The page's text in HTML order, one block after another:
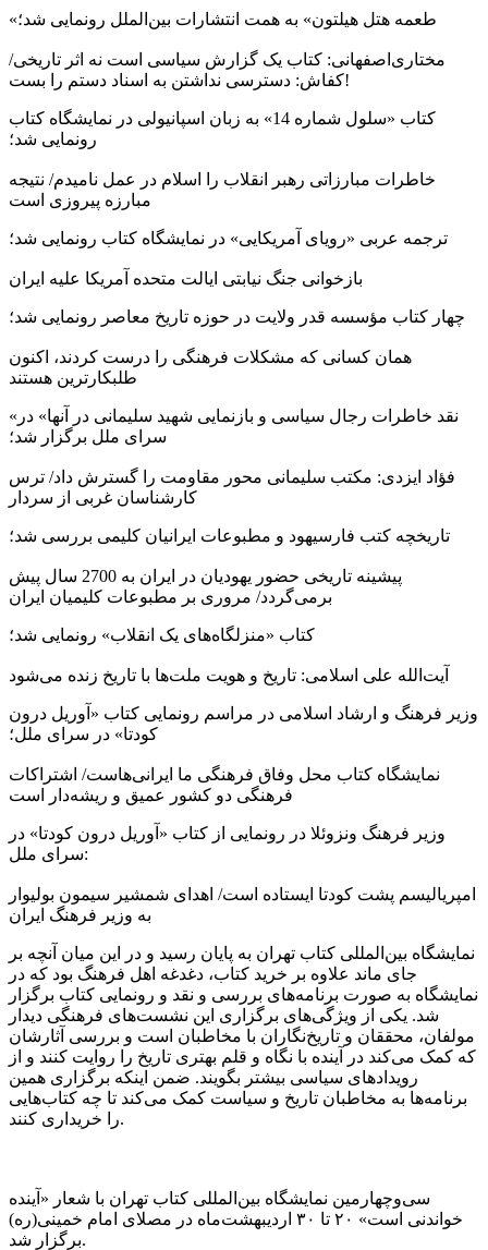
«طعمه هتل هیلتون» به همت انتشارات بین‌الملل رونمایی شد؛
مختاری‌اصفهانی: کتاب یک گزارش سیاسی است نه اثر تاریخی/
کفاش: دسترسی نداشتن به اسناد دستم را بست!
کتاب «سلول شماره 14» به زبان اسپانیولی در نمایشگاه کتاب
رونمایی شد؛
خاطرات مبارزاتی رهبر انقلاب را اسلام در عمل نامیدم/ نتیجه
مبارزه پیروزی است
ترجمه عربی «رویای آمریکایی» در نمایشگاه کتاب رونمایی شد؛
بازخوانی جنگ نیابتی ایالت متحده آمریکا علیه ایران
چهار کتاب مؤسسه قدر ولایت در حوزه تاریخ معاصر رونمایی شد؛
همان کسانی که مشکلات فرهنگی را درست کردند، اکنون
طلبکارترین هستند
«نقد خاطرات رجال سیاسی و بازنمایی شهید سلیمانی در آنها» در
سرای ملل برگزار شد؛
فؤاد ایزدی: مکتب سلیمانی محور مقاومت را گسترش داد/ ترس
کارشناسان غربی از سردار
تاریخچه کتب فارسیهود و مطبوعات ایرانیان کلیمی بررسی شد؛
پیشینه تاریخی حضور یهودیان در ایران به 2700 سال پیش
برمی‌گردد/ مروری بر مطبوعات کلیمیان ایران
کتاب «منزلگاه‌های یک انقلاب» رونمایی شد؛
آیت‌الله علی اسلامی: تاریخ و هویت ملت‌ها با تاریخ زنده می‌شود
وزیر فرهنگ و ارشاد اسلامی در مراسم رونمایی کتاب «آوریل درون
کودتا» در سرای ملل؛
نمایشگاه کتاب محل وفاق فرهنگی ما ایرانی‌هاست/ اشتراکات
فرهنگی دو کشور عمیق و ریشه‌دار است
وزیر فرهنگ ونزوئلا در رونمایی از کتاب «آوریل درون کودتا» در
سرای ملل:
امپریالیسم پشت کودتا ایستاده است/ اهدای شمشیر سیمون بولیوار
به وزیر فرهنگ ایران
نمایشگاه بین‌المللی کتاب تهران به پایان رسید و در این میان آنچه بر
جای ماند علاوه بر خرید کتاب، دغدغه اهل فرهنگ بود که در
نمایشگاه به صورت برنامه‌های بررسی و نقد و رونمایی کتاب برگزار
شد. یکی از ویژگی‌های برگزاری این نشست‌های فرهنگی دیدار
مولفان، محققان و تاریخ‌نگاران با مخاطبان است و بررسی آثارشان
که کمک می‌کند در آینده با نگاه و قلم بهتری تاریخ را روایت کنند و از
رویدادهای سیاسی بیشتر بگویند. ضمن اینکه برگزاری همین
برنامه‌ها به مخاطبان تاریخ و سیاست کمک می‌کند تا چه کتاب‌هایی
را خریداری کنند.
سی‌وچهارمین نمایشگاه بین‌المللی کتاب تهران با شعار «آینده
خواندنی است» ۲۰ تا ۳۰ اردیبهشت‌ماه در مصلای امام خمینی‌(ره)
برگزار شد.